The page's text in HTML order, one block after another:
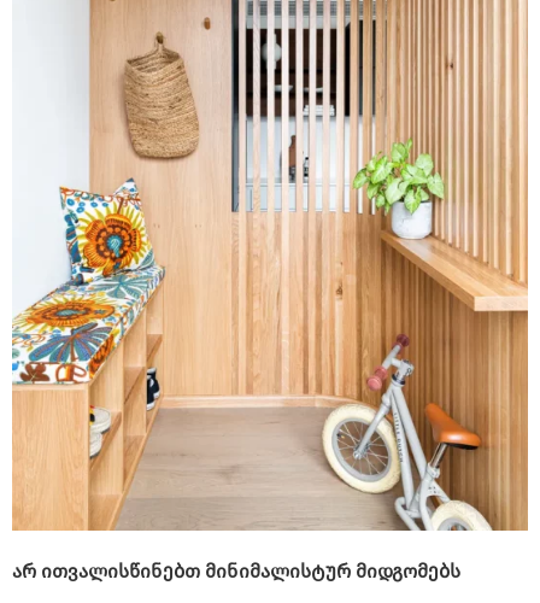
არ ითვალისწინებთ მინიმალისტურ მიდგომებს